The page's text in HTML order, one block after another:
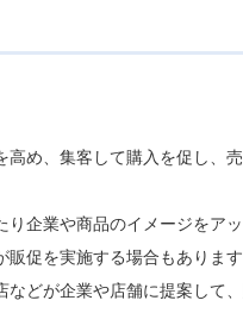
め、集客して購入を促し、
企業や商品のイメージをア
促を実施する場合もありま
どが企業や店舗に提案して